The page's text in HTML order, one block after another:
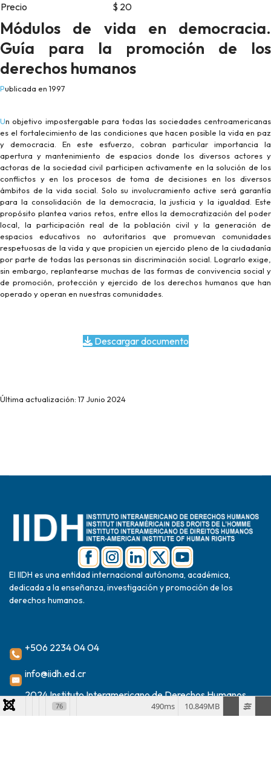
Precio
$ 20
Módulos de vida en democracia.
Guía para la promoción de los
derechos humanos
Publicada en 1997
Un objetivo impostergable para todas las sociedades centroamericanas
es el fortalecimiento de las condiciones que hacen posible la vida en paz
y democracia. En este esfuerzo, cobran particular importancia la
apertura y mantenimiento de espacios donde los diversos actores y
actoras de la sociedad civil participen activamente en la solución de los
conflictos y en los procesos de toma de decisiones en los diversos
ámbitos de la vida social. Solo su involucramiento active será garantía
para la consolidación de la democracia, la justicia y la igualdad. Este
propósito plantea varios retos, entre ellos la democratización del poder
local, la participación real de la población civil y la generación de
espacios educativos no autoritarios que promuevan comunidades
respetuosas de la vida y que propicien un ejercido pleno de la ciudadanía
por parte de todas las personas sin discriminación social. Lograrlo exige,
sin embargo, replantearse muchas de las formas de convivencia social y
de promoción, protección y ejercido de los derechos humanos que han
operado y operan en nuestras comunidades.
Descargar documento
Última actualización: 17 Junio 2024
El IIDH es una entidad internacional autónoma, académica,
dedicada a la enseñanza, investigación y promoción de los
derechos humanos.
+506 2234 04 04
info@iidh.ed.cr
2024 Instituto Interamericano de Derechos Humanos
76 10.849MB
490ms